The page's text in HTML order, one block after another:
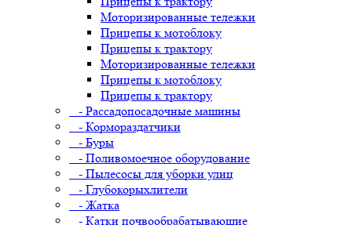
Моторизированные тележки
Прицепы к мотоблоку
Прицепы к трактору
Моторизированные тележки
Прицепы к мотоблоку
Прицепы к трактору
- Рассадопосадочные машины
- Кормораздатчики
- Буры
- Поливомоечное оборудование
- Пылесосы для уборки улиц
- Глубокорыхлители
- Жатка
- Катки почвообрабатывающие